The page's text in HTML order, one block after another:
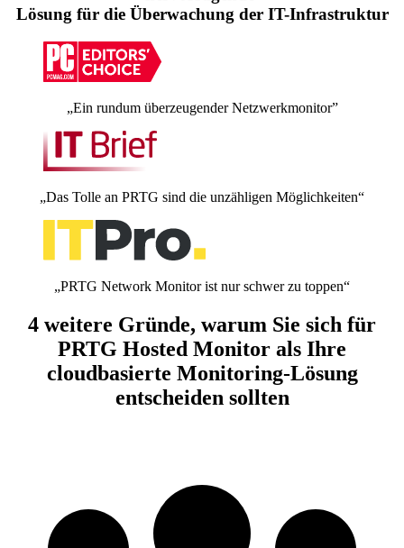
Lösung für die Überwachung der IT-Infrastruktur
„Ein rundum überzeugender Netzwerkmonitor”
„Das Tolle an PRTG sind die unzähligen Möglichkeiten“
„PRTG Network Monitor ist nur schwer zu toppen“
4 weitere Gründe, warum Sie sich für
PRTG Hosted Monitor als Ihre
cloudbasierte Monitoring-Lösung
entscheiden sollten